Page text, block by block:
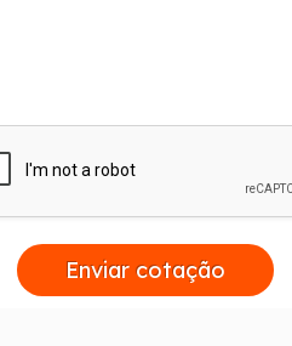
Enviar cotação